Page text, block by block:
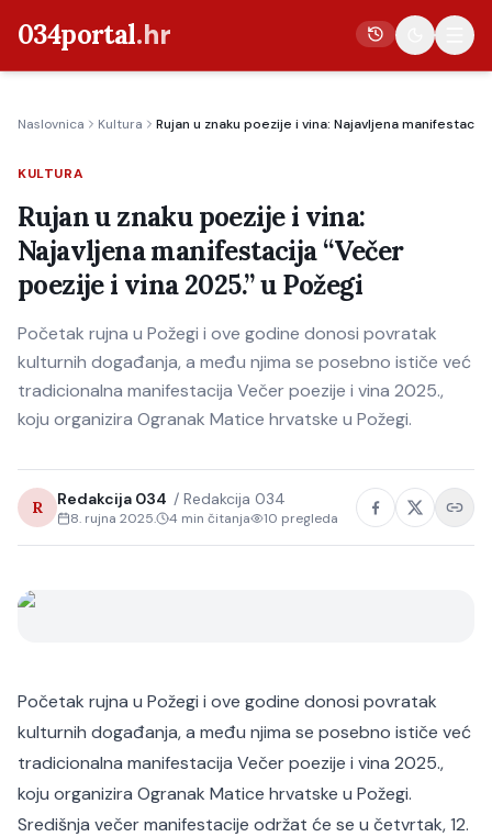
034portal.hr
Crna kronika
Poljoprivreda
Politika
Gospodarstvo
Život
Sport
Naslovnica Kultura Rujan u znaku poezije i vina: Najavljena
KULTURA
Rujan u znaku poezije i vina:
Najavljena manifestacija “Večer
poezije i vina 2025.” u Požegi
Početak rujna u Požegi i ove godine donosi povratak
kulturnih događanja, a među njima se posebno ističe već
tradicionalna manifestacija Večer poezije i vina 2025.,
koju organizira Ogranak Matice hrvatske u Požegi.
R Redakcija 034 / Redakcija 034
8. rujna 2025. 4 min čitanja 10 pregleda
Početak rujna u Požegi i ove godine donosi povratak
kulturnih događanja, a među njima se posebno ističe već
tradicionalna manifestacija Večer poezije i vina 2025.,
koju organizira Ogranak Matice hrvatske u Požegi.
Središnja večer manifestacije održat će se u četvrtak, 12.